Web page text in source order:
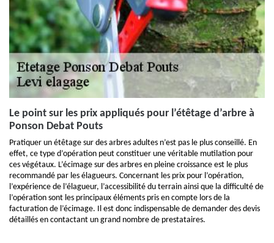
Le point sur les prix appliqués pour l’étêtage d’arbre à
Ponson Debat Pouts
Pratiquer un étêtage sur des arbres adultes n’est pas le plus conseillé. En
effet, ce type d’opération peut constituer une véritable mutilation pour
ces végétaux. L’écimage sur des arbres en pleine croissance est le plus
recommandé par les élagueurs. Concernant les prix pour l’opération,
l’expérience de l’élagueur, l’accessibilité du terrain ainsi que la difficulté de
l’opération sont les principaux éléments pris en compte lors de la
facturation de l’écimage. Il est donc indispensable de demander des devis
détaillés en contactant un grand nombre de prestataires.